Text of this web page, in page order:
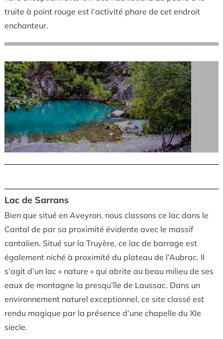
truite à point rouge est l’activité phare de cet endroit
enchanteur.
Lac de Sarrans
Bien que situé en Aveyron, nous classons ce lac dans le
Cantal de par sa proximité évidente avec le massif
cantalien. Situé sur la Truyère, ce lac de barrage est
également niché à proximité du plateau de l’Aubrac. Il
s’agit d’un lac « nature » qui abrite au beau milieu de ses
eaux de montagne la presqu’île de Laussac. Dans un
environnement naturel exceptionnel, ce site classé est
rendu magique par la présence d’une chapelle du XIe
siecle.